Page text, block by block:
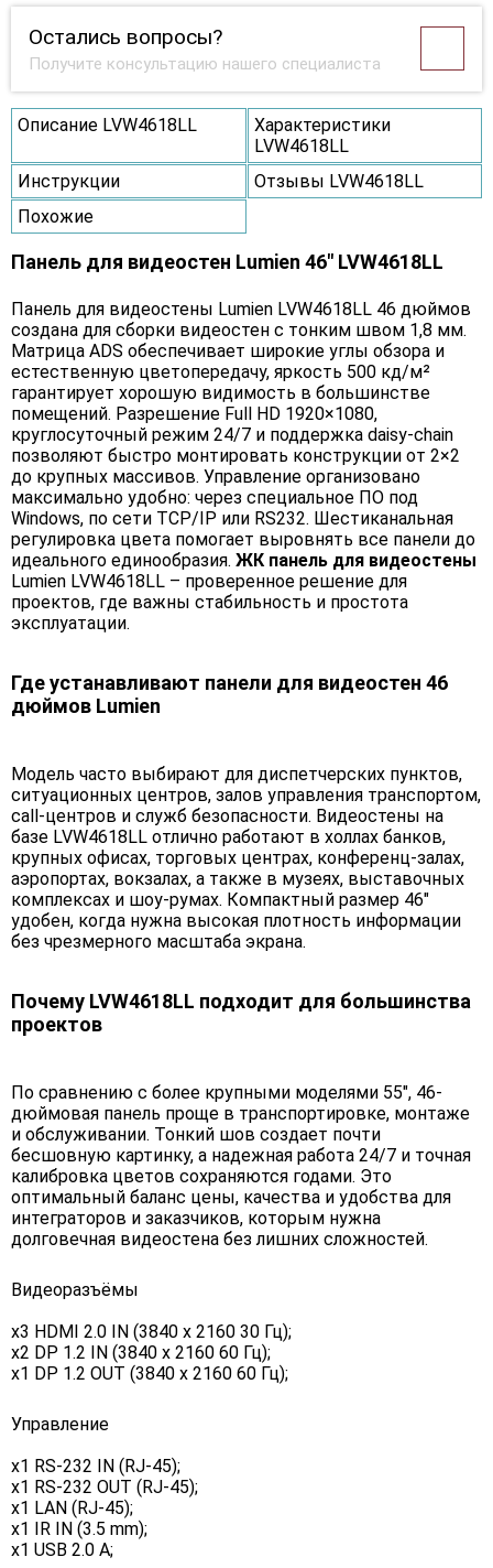
Остались вопросы?
Получите консультацию нашего специалиста
Описание LVW4618LL
Характеристики
LVW4618LL
Инструкции
Отзывы LVW4618LL
Похожие
Панель для видеостен Lumien 46" LVW4618LL
Панель для видеостены Lumien LVW4618LL 46 дюймов
создана для сборки видеостен с тонким швом 1,8 мм.
Матрица ADS обеспечивает широкие углы обзора и
естественную цветопередачу, яркость 500 кд/м²
гарантирует хорошую видимость в большинстве
помещений. Разрешение Full HD 1920×1080,
круглосуточный режим 24/7 и поддержка daisy-chain
позволяют быстро монтировать конструкции от 2×2
до крупных массивов. Управление организовано
максимально удобно: через специальное ПО под
Windows, по сети TCP/IP или RS232. Шестиканальная
регулировка цвета помогает выровнять все панели до
идеального единообразия. ЖК панель для видеостены
Lumien LVW4618LL – проверенное решение для
проектов, где важны стабильность и простота
эксплуатации.
Где устанавливают панели для видеостен 46
дюймов Lumien
Модель часто выбирают для диспетчерских пунктов,
ситуационных центров, залов управления транспортом,
call-центров и служб безопасности. Видеостены на
базе LVW4618LL отлично работают в холлах банков,
крупных офисах, торговых центрах, конференц-залах,
аэропортах, вокзалах, а также в музеях, выставочных
комплексах и шоу-румах. Компактный размер 46"
удобен, когда нужна высокая плотность информации
без чрезмерного масштаба экрана.
Почему LVW4618LL подходит для большинства
проектов
По сравнению с более крупными моделями 55", 46-
дюймовая панель проще в транспортировке, монтаже
и обслуживании. Тонкий шов создает почти
бесшовную картинку, а надежная работа 24/7 и точная
калибровка цветов сохраняются годами. Это
оптимальный баланс цены, качества и удобства для
интеграторов и заказчиков, которым нужна
долговечная видеостена без лишних сложностей.
Видеоразъёмы
x3 HDMI 2.0 IN (3840 х 2160 30 Гц);
x2 DP 1.2 IN (3840 х 2160 60 Гц);
x1 DP 1.2 OUT (3840 x 2160 60 Гц);
Управление
х1 RS-232 IN (RJ-45);
x1 RS-232 OUT (RJ-45);
x1 LAN (RJ-45);
x1 IR IN (3.5 mm);
x1 USB 2.0 A;